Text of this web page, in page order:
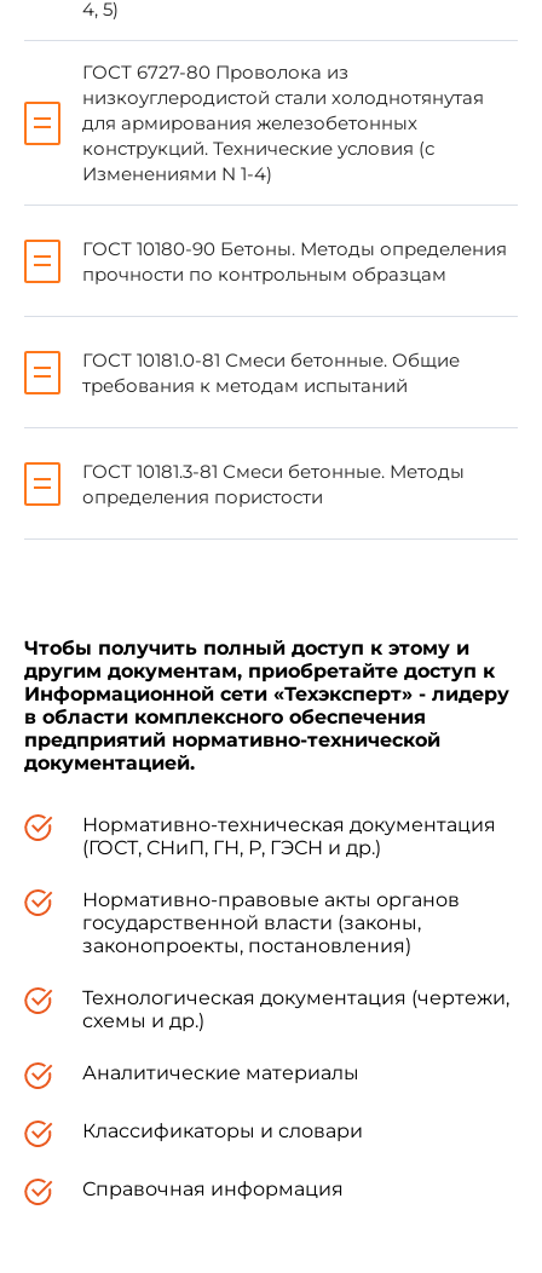
ГОСТ 5781-82
ГОСТ 6727-80
ГОСТ 10060-87 3.3
ГОСТ 10180-90 3.2
ГОСТ 10181.0-81
ГОСТ 10922-90
ГОСТ 12730.0-78 3.4; 3.6
4, 5)
ГОСТ 6727-80 Проволока из
низкоуглеродистой стали холоднотянутая
для армирования железобетонных
конструкций. Технические условия (с
Изменениями N 1-4)
ГОСТ 10180-90 Бетоны. Методы определения
прочности по контрольным образцам
ГОСТ 10181.0-81 Смеси бетонные. Общие
требования к методам испытаний
ГОСТ 10181.3-81 Смеси бетонные. Методы
определения пористости
Чтобы получить полный доступ к этому и
другим документам, приобретайте доступ к
Информационной сети «Техэксперт» - лидеру
в области комплексного обеспечения
предприятий нормативно-технической
документацией.
Нормативно-техническая документация
(ГОСТ, СНиП, ГН, Р, ГЭСН и др.)
Нормативно-правовые акты органов
государственной власти (законы,
законопроекты, постановления)
Технологическая документация (чертежи,
схемы и др.)
Аналитические материалы
Классификаторы и словари
Справочная информация